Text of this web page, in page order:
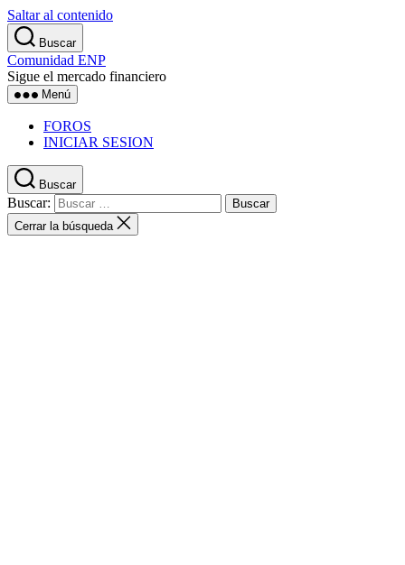
Saltar al contenido
Buscar
Comunidad ENP
Sigue el mercado financiero
Menú
FOROS
INICIAR SESION
Buscar
Buscar:
Cerrar la búsqueda